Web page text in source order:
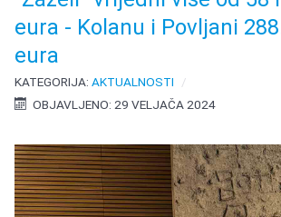
eura - Kolanu i Povljani
eura
KATEGORIJA:AKTUALNOSTI
OBJAVLJENO: 29 VELJAČA 2024